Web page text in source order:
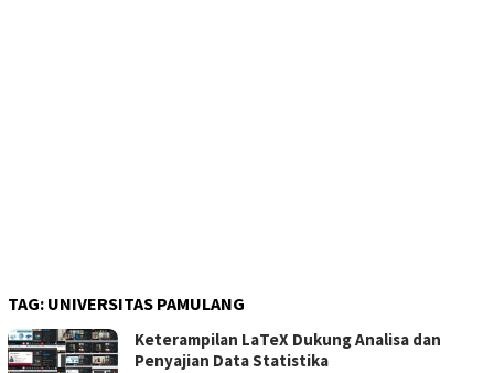
TAG: UNIVERSITAS PAMULANG
Keterampilan LaTeX Dukung Analisa dan
Penyajian Data Statistika